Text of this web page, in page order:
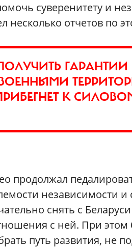
суверенитету и
несколько отчетов по
К
продолжал
независимости
снять с
с ней. При этом
путь развития, не